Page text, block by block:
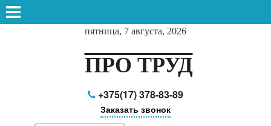
пятница, 7 августа, 2026
ПРО ТРУД
+375(17) 378-83-89
Заказать звонок